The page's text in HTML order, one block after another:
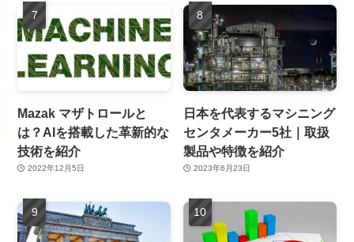
Mazak マザトロールと
は？AIを搭載した革新的な
技術を紹介
2022年12月5日
日本を代表するマシニング
センタメーカー5社｜取扱
製品や特徴を紹介
2023年6月23日